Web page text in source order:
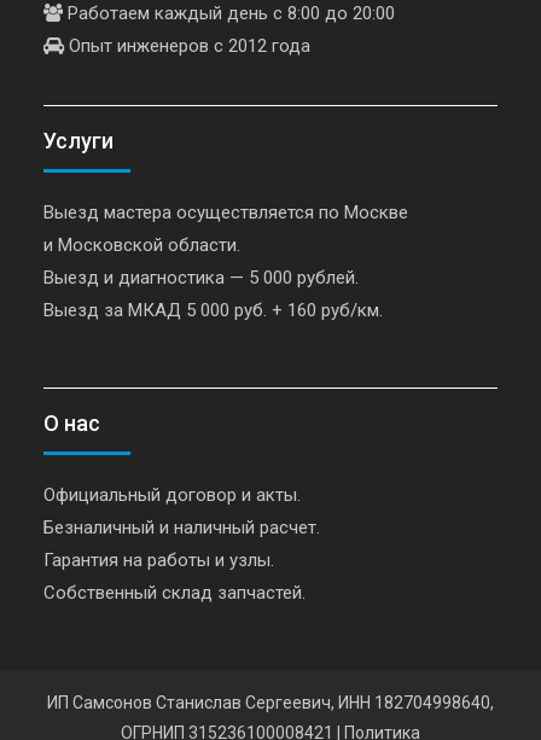
Работаем каждый день с 8:00 до 20:00
Опыт инженеров с 2012 года
Услуги
Выезд мастера осуществляется по Москве
и Московской области.
Выезд и диагностика — 5 000 рублей.
Выезд за МКАД 5 000 руб. + 160 руб/км.
О нас
Официальный договор и акты.
Безналичный и наличный расчет.
Гарантия на работы и узлы.
Собственный склад запчастей.
ИП Самсонов Станислав Сергеевич, ИНН 182704998640,
ОГРНИП 315236100008421
Политика